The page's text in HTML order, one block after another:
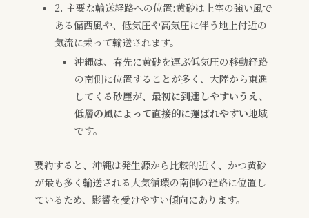
2. 主要な輸送経路への位置:黄砂は上空の強い風で
ある偏西風や、低気圧や高気圧に伴う地上付近の
気流に乗って輸送されます。
沖縄は、春先に黄砂を運ぶ低気圧の移動経路
の南側に位置することが多く、大陸から東進
してくる砂塵が、 最初に到達しやすいうえ、
低層の風によって直接的に運ばれやすい地域
です。
要約すると、沖縄は発生源から比較的近く、かつ黄砂
が最も多く輸送される大気循環の南側の経路に位置し
ているため、影響を受けやすい傾向にあります。